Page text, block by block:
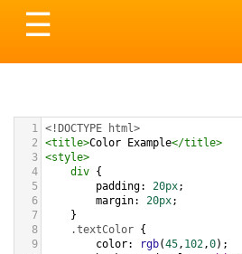
Toggle
navigation
☰
1 <!DOCTYPE html>
2
<title>Color Example</title>
3 <style>
4
div {
5
padding: 20px;
6
margin: 20px;
7
}
8
.textColor {
9
color: rgb(45, 102,0);